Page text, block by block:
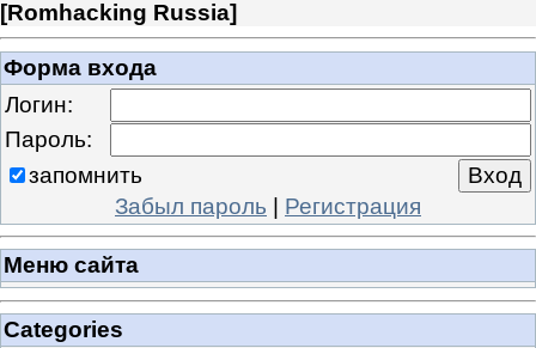
[Romhacking Russia]
Форма входа
Логин:
Пароль:
запомнить
Забыл пароль | Регистрация
Меню сайта
Categories